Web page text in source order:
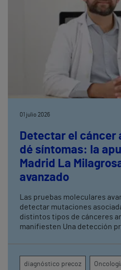
01 julio 2026
Detectar el cáncer
dé síntomas: la
Madrid La
avanzado
Las pruebas moleculares
detectar mutaciones
distintos tipos de cánceres
manifiesten Una detección precoz permite tener
agresivos
diagnóstico precoz